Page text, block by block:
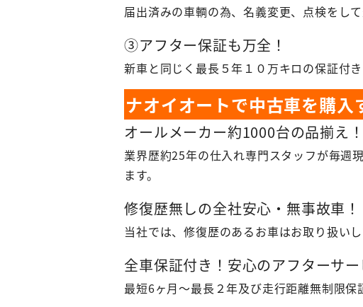
届出済みの車輌の為、名義変更、点検をし
③アフター保証も万全！
新車と同じく最長５年１０万キロの保証付
ナオイオートで中古車を購入
オールメーカー約1000台の品揃え！
業界歴約25年の仕入れ専門スタッフが毎週
ます。
修復歴無しの全社安心・無事故車！
当社では、修復歴のあるお車はお取り扱い
全車保証付き！安心のアフターサー
最短6ヶ月～最長２年及び走行距離無制限保